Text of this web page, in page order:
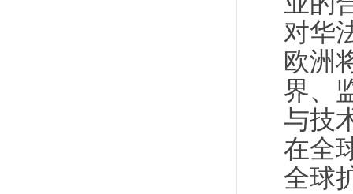
对华
欧洲
界、
与技
在全
全球